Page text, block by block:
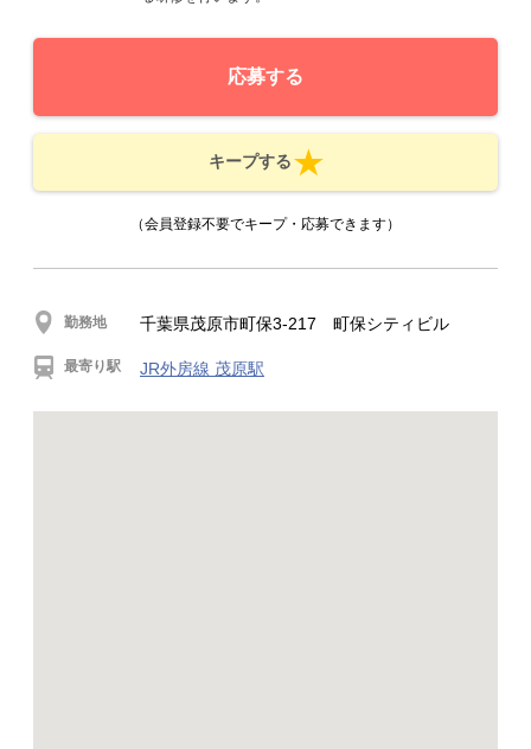
応募する
キープする
（会員登録不要でキープ・応募できます）
勤務地 千葉県茂原市町保3-217 町保シティビル
最寄り駅 JR外房線 茂原駅